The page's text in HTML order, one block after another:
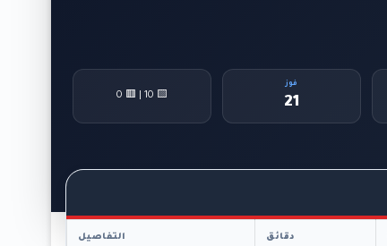
فوز
21
🟨 10 | 🟥 0
دقائق التفاصيل